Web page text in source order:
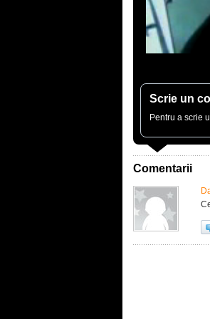
Scrie un
Pentru a scrie
Comentarii